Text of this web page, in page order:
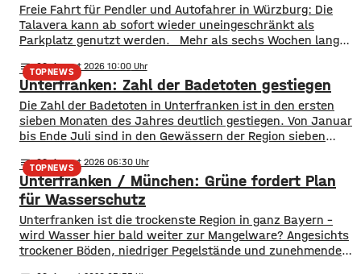
​​Freie Fahrt für Pendler und Autofahrer in Würzburg: Die
Talavera kann ab sofort wieder uneingeschränkt als
Parkplatz genutzt werden. ​Mehr als sechs Wochen lang
wurde auf der Talavera das Kiliani gefeiert, anschließend
war ein Circus zu Gast. ​Mittlerweile sind sowohl das
Fest- als auch das Circuszelt wieder abgebaut und
verschwunden. …
TOPNEWS
notes 06. August 2026 10:00
Unterfranken: Zahl der Badetoten gestiegen
Die Zahl der Badetoten in Unterfranken ist in den ersten
sieben Monaten des Jahres deutlich gestiegen. Von Januar
bis Ende Juli sind in den Gewässern der Region sieben
waren es drei. Diese Zahlen teilte die DLRG mit. Auch
bayernweit ist die Zahl der Badetoten gestiegen. Während
im Freistaat die
TOPNEWS
notes 06. August 2026 06:30
Unterfranken / München: Grüne fordert Plan
für Wasserschutz
​​Unterfranken ist die trockenste Region in ganz Bayern –
wird Wasser hier bald weiter zur Mangelware? Angesichts
trockener Böden, niedriger Pegelstände und zunehmender